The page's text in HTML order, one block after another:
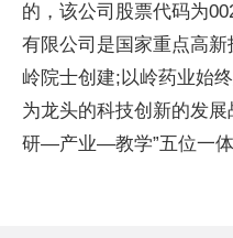
的，该公司股票代码为
有限公司是国家重点高
岭院士创建;以岭药业始
为龙头的科技创新的发
研—产业—教学”五位一体